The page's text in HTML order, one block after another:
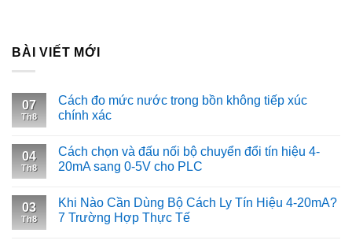
BÀI VIẾT MỚI
07
Th8
Cách đo mức nước trong bồn không tiếp xúc
chính xác
04
Th8
Cách chọn và đấu nối bộ chuyển đổi tín hiệu 4-
20mA sang 0-5V cho PLC
03
Th8
Khi Nào Cần Dùng Bộ Cách Ly Tín Hiệu 4-20mA?
7 Trường Hợp Thực Tế